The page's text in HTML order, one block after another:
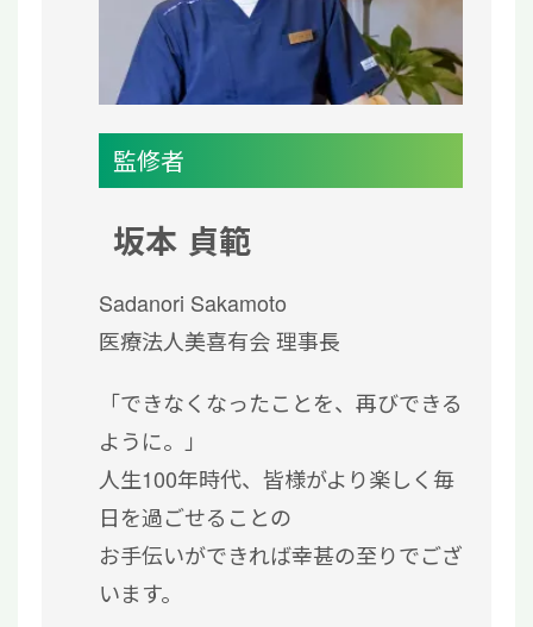
監修者
坂本 貞範
Sadanori Sakamoto
医療法人美喜有会 理事長
「できなくなったことを、再びできる
ように。」
人生100年時代、皆様がより楽しく毎
日を過ごせることの
お手伝いができれば幸甚の至りでござ
います。